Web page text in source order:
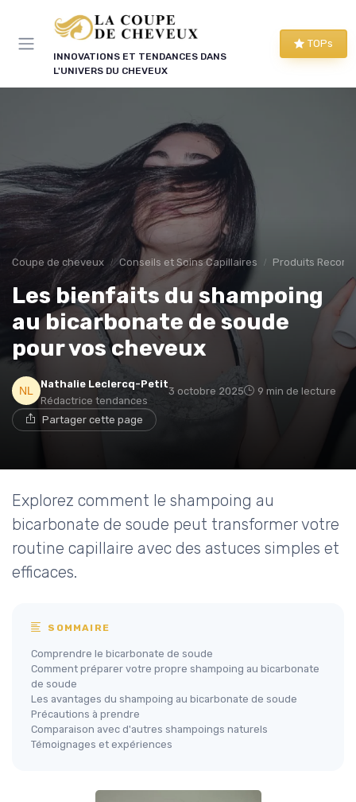
INNOVATIONS ET TENDANCES DANS
L'UNIVERS DU CHEVEUX
TOPs
Coupe de cheveux Conseils et Soins Capillaires Produits
Les bienfaits du shampoing
au bicarbonate de soude
pour vos cheveux
Nathalie Leclercq-Petit
Rédactrice tendances
3 octobre 2025 9 min de lecture
Partager cette page
Explorez comment le shampoing au
bicarbonate de soude peut transformer votre
routine capillaire avec des astuces simples et
efficaces.
SOMMAIRE
Comprendre le bicarbonate de soude
Comment préparer votre propre shampoing au bicarbonate
de soude
Les avantages du shampoing au bicarbonate de soude
Précautions à prendre
Comparaison avec d'autres shampoings naturels
Témoignages et expériences